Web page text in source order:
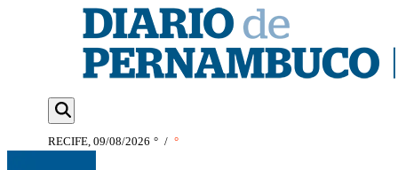
RECIFE, 09/08/2026 ° / °